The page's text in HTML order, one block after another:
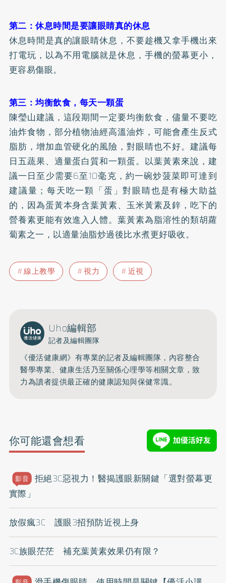
第二：休息時間是要讓眼睛真的休息
休息時間是真的讓眼睛休息，不要趁機又拿手機出來
打電玩，以為不用電腦就是休息，手機的螢幕更小，
更容易傷眼。
第三：均衡飲食，每天一顆蛋
陳瑩山建議，這段期間一定要均衡飲食，儘量不要吃
油炸食物，部分植物油經高溫油炸，可能會產生反式
脂肪，增加血管硬化的風險，對眼睛也不好。建議每
日五蔬果、適量蛋白質和一顆蛋。以葉黃素來說，建
議一日至少需要6至10毫克，約一碗炒菠菜即可達到
建議量；每天吃一顆「蛋」對眼睛也是有極大助益
的，因為蛋黃本身含葉黃素、玉米黃素及鋅 ，吃下的
營養素更能有效進入人體。葉黃素為脂溶性的類胡蘿
蔔素之一，以適量油脂炒過後比水煮更好吸收。
線上教學 視力 近視
Uho編輯部
記者及編輯團隊
《優活健康網》有專業的記者及編輯團隊，內容整合
醫學專業、健康生活乃至關係心理學等相關文章，致
力為讀者提供最正確的健康認知與保健常識。
你可能還會想看
影音
拒絕3C惡視力！醫揭護眼新關鍵「選對螢幕更
實際」
放假瘋3C 護眼3招預防近視上身
3C族眼茫茫 補充葉黃素效果仍有限？